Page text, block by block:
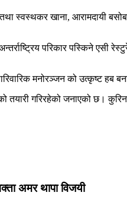
स्वस्थकर खाना, आरामदायी
परिकार पस्किने एसी
मनोरञ्जन को उत्कृष्ट
तयारी गरिरहेको जनाएको छ।
अमर थापा विजयी